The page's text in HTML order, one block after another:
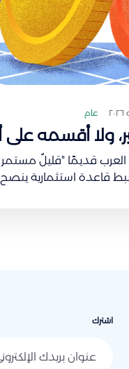
عام
ولا أقسمه
يقولون العرب قديمًا
قاعدة استثمارية ينصح
اشترك